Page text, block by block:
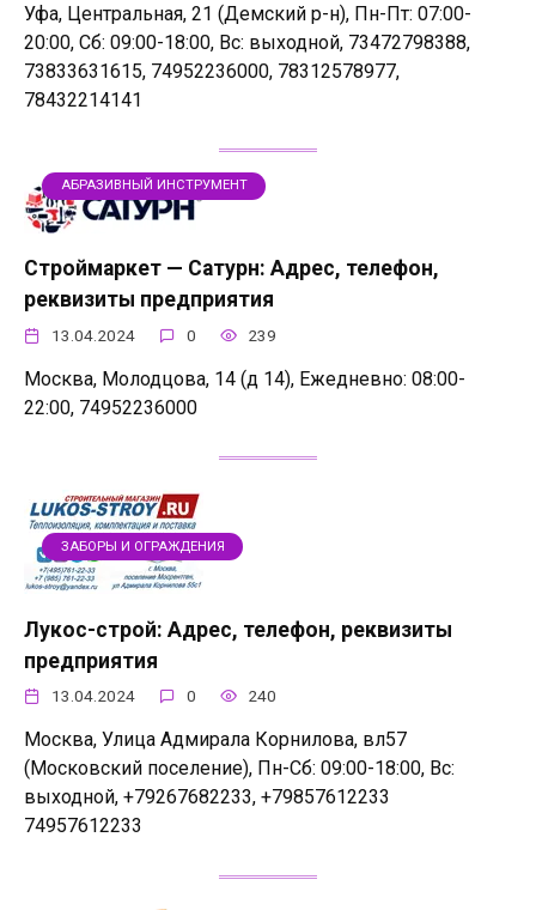
Уфа, Центральная, 21 (Демский р-н), Пн-Пт: 07:00-
20:00, Сб: 09:00-18:00, Вс: выходной, 73472798388,
73833631615, 74952236000, 78312578977,
78432214141
АБРАЗИВНЫЙ ИНСТРУМЕНТ
Строймаркет — Сатурн: Адрес, телефон,
реквизиты предприятия
13.04.2024 0 239
Москва, Молодцова, 14 (д 14), Ежедневно: 08:00-
22:00, 74952236000
ЗАБОРЫ И ОГРАЖДЕНИЯ
Лукос-строй: Адрес, телефон, реквизиты
предприятия
13.04.2024 0 240
Москва, Улица Адмирала Корнилова, вл57
(Московский поселение), Пн-Сб: 09:00-18:00, Вс:
выходной, +79267682233, +79857612233
74957612233